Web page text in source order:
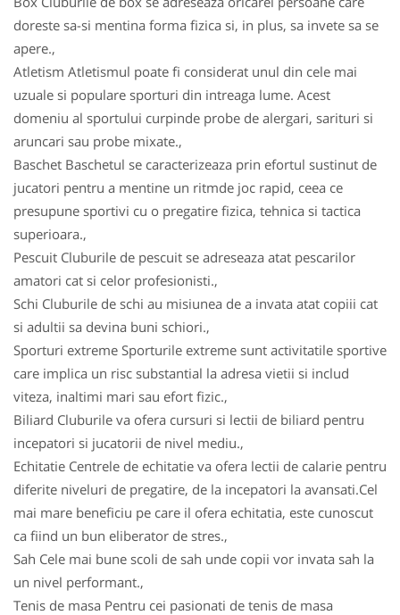
doreste sa-si mentina forma fizica si, in plus, sa invete sa se
apere.,
Atletism Atletismul poate fi considerat unul din cele mai
uzuale si populare sporturi din intreaga lume. Acest
domeniu al sportului curpinde probe de alergari, sarituri si
aruncari sau probe mixate.,
Baschet Baschetul se caracterizeaza prin efortul sustinut de
jucatori pentru a mentine un ritmde joc rapid, ceea ce
presupune sportivi cu o pregatire fizica, tehnica si tactica
superioara.,
Pescuit Cluburile de pescuit se adreseaza atat pescarilor
amatori cat si celor profesionisti.,
Schi Cluburile de schi au misiunea de a invata atat copiii cat
si adultii sa devina buni schiori.,
Sporturi extreme Sporturile extreme sunt activitatile sportive
care implica un risc substantial la adresa vietii si includ
viteza, inaltimi mari sau efort fizic.,
Biliard Cluburile va ofera cursuri si lectii de biliard pentru
incepatori si jucatorii de nivel mediu.,
Echitatie Centrele de echitatie va ofera lectii de calarie pentru
diferite niveluri de pregatire, de la incepatori la avansati.Cel
mai mare beneficiu pe care il ofera echitatia, este cunoscut
ca fiind un bun eliberator de stres.,
Sah Cele mai bune scoli de sah unde copii vor invata sah la
un nivel performant.,
Tenis de masa Pentru cei pasionati de tenis de masa